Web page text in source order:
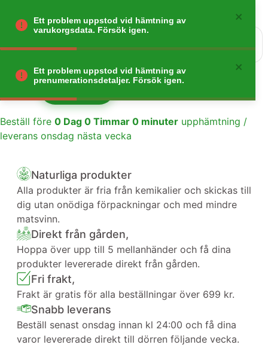
Gå tillbaka
Beställ före 0 Dag 0 Timmar 0 minuter upphämtning /
leverans onsdag nästa vecka
Naturliga produkter
Alla produkter är fria från kemikalier och skickas till
dig utan onödiga förpackningar och med mindre
matsvinn.
Direkt från gården,
Hoppa över upp till 5 mellanhänder och få dina
produkter levererade direkt från gården.
Fri frakt,
Frakt är gratis för alla beställningar över 699 kr.
Snabb leverans
Beställ senast onsdag innan kl 24:00 och få dina
varor levererade direkt till dörren följande vecka.
Ett problem uppstod vid hämtning av
varukorgsdata. Försök igen.
Ett problem uppstod vid hämtning av
prenumerationsdetaljer. Försök igen.